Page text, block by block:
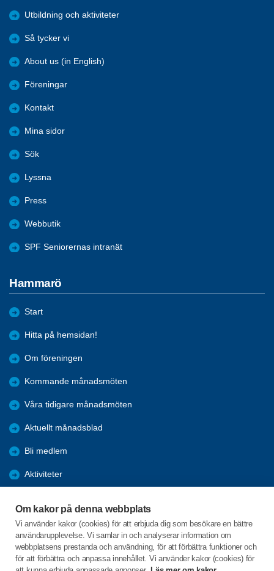
Om kakor på denna webbplats
Vi använder kakor (cookies) för att erbjuda dig som besökare en bättre
användarupplevelse. Vi samlar in och analyserar information om
webbplatsens prestanda och användning, för att förbättra funktioner och
för att förbättra och anpassa innehållet. Vi använder kakor (cookies) för
Utbildning och aktiviteter
Så tycker vi
About us (in English)
Föreningar
Kontakt
Mina sidor
Sök
Lyssna
Press
Webbutik
SPF Seniorernas intranät
Hammarö
Start
Hitta på hemsidan!
Om föreningen
Kommande månadsmöten
Våra tidigare månadsmöten
Aktuellt månadsblad
Bli medlem
Aktiviteter
Referat
Årsmöten
Öppet hus